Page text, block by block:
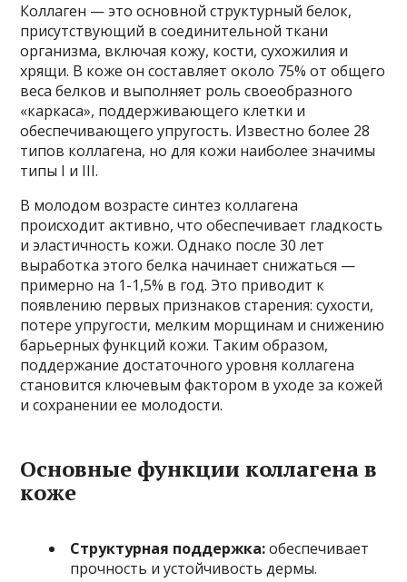
Коллаген — это основной структурный белок,
присутствующий в соединительной ткани
организма, включая кожу, кости, сухожилия и
хрящи. В коже он составляет около 75% от общего
веса белков и выполняет роль своеобразного
«каркаса», поддерживающего клетки и
обеспечивающего упругость. Известно более 28
типов коллагена, но для кожи наиболее значимы
типы I и III.
В молодом возрасте синтез коллагена
происходит активно, что обеспечивает гладкость
и эластичность кожи. Однако после 30 лет
выработка этого белка начинает снижаться —
примерно на 1-1,5% в год. Это приводит к
появлению первых признаков старения: сухости,
потере упругости, мелким морщинам и снижению
барьерных функций кожи. Таким образом,
поддержание достаточного уровня коллагена
становится ключевым фактором в уходе за кожей
и сохранении ее молодости.
Основные функции коллагена в
коже
Структурная поддержка:обеспечивает
прочность и устойчивость дермы.